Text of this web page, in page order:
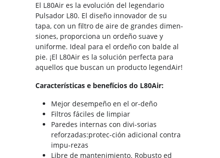
El L80Air es la evolución del legendario
Pulsador L80. El diseño innovador de su
tapa, con un filtro de aire de grandes dimen-
siones, proporciona un ordeño suave y
uniforme. Ideal para el ordeño con balde al
pie. ¡El L80Air es la solución perfecta para
aquellos que buscan un producto legendAir!
Características e benefícios do L80Air:
Mejor desempeño en el or-deño
Filtros fáciles de limpiar
Paredes internas con divi-sorias
reforzadas:protec-ción adicional contra
impu-rezas
Libre de mantenimiento. Robusto ed